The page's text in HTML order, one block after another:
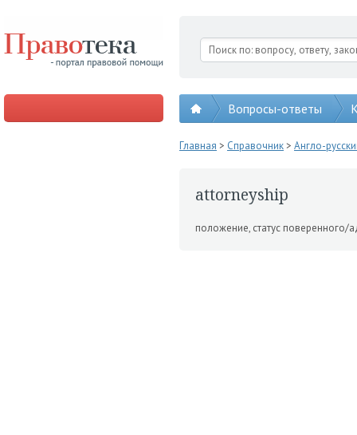
Вопросы-ответы
Главная > Справочник> Англо-
attorneyship
положение, статус пове­ренного/